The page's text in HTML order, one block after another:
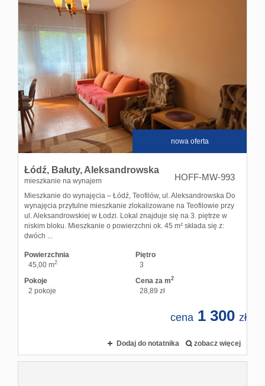
nowa oferta
Łódź, Bałuty, Aleksandrowska
mieszkanie na wynajem HOFF-MW-993
Mieszkanie do wynajęcia – Łódź, Teofilów, ul. Aleksandrowska Do
wynajęcia przytulne mieszkanie zlokalizowane na Teofilowie przy
ul. Aleksandrowskiej w Łodzi. Lokal znajduje się na 3. piętrze w
niskim bloku. Mieszkanie o powierzchni ok. 45 m² składa się z:
dwóch ...
Powierzchnia
45,00 m2
Piętro
3
Pokoje
2 pokoje
Cena za m2
28,89 zł
cena 1 300 zł
Dodaj do notatnika zobacz więcej